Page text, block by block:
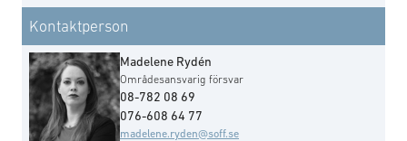
Kontaktperson
Madelene Rydén
Områdesansvarig försvar
08-782 08 69
076-608 64 77
madelene.ryden@soff.se